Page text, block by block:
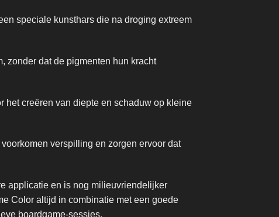
speciale kunsthars die na droging extreem
zonder dat de pigmenten hun kracht
het creëren van diepte en schaduw op kleine
verspilling en zorgen ervoor dat
applicatie en is nog milieuvriendelijker
Color altijd in combinatie met een goede
boardgame-sessies.